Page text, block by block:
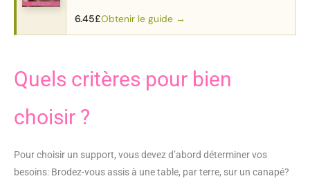
6.45£Obtenir le guide →
Quels critères pour bien
choisir ?
Pour choisir un support, vous devez d’abord déterminer vos
besoins: Brodez-vous assis à une table, par terre, sur un canapé?